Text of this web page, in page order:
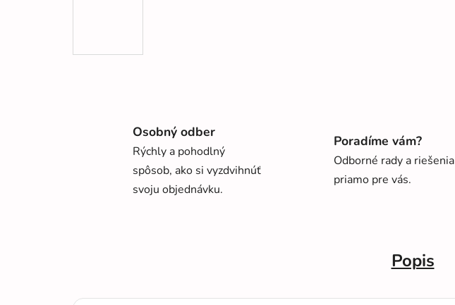
Osobný odber
Rýchly a pohodlný
spôsob, ako si vyzdvihnúť
svoju objednávku.
Poradíme vám?
Odborné rady a riešenia
priamo pre vás.
Popis